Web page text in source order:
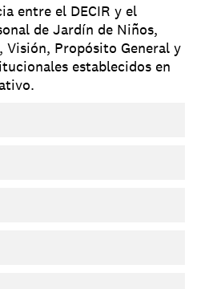
entre el DECIR y el
de Jardín de Niños,
Visión, Propósito General y
establecidos en